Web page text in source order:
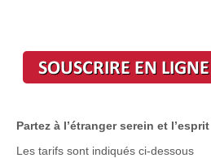
Partez à l’étranger serein et
Les tarifs sont indiqués ci-dessous